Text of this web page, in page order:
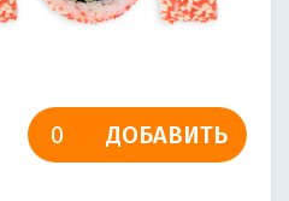
ДОБАВИТЬ